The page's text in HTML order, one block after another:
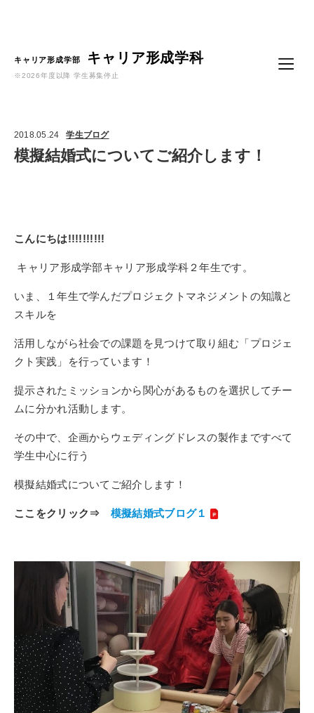
キャリア形成学部 キャリア形成学科
※2026年度以降 学生募集停止
2018.05.24 学生ブログ
模擬結婚式についてご紹介します！
こんにちは!!!!!!!!!!
キャリア形成学部キャリア形成学科２年生です。
いま、１年生で学んだプロジェクトマネジメントの知識と
スキルを
活用しながら社会での課題を見つけて取り組む「プロジェ
クト実践」を行っています！
提示されたミッションから関心があるものを選択してチー
ムに分かれ活動します。
その中で、企画からウェディングドレスの製作まですべて
学生中心に行う
模擬結婚式についてご紹介します！
ここをクリック⇒ 模擬結婚式ブログ１